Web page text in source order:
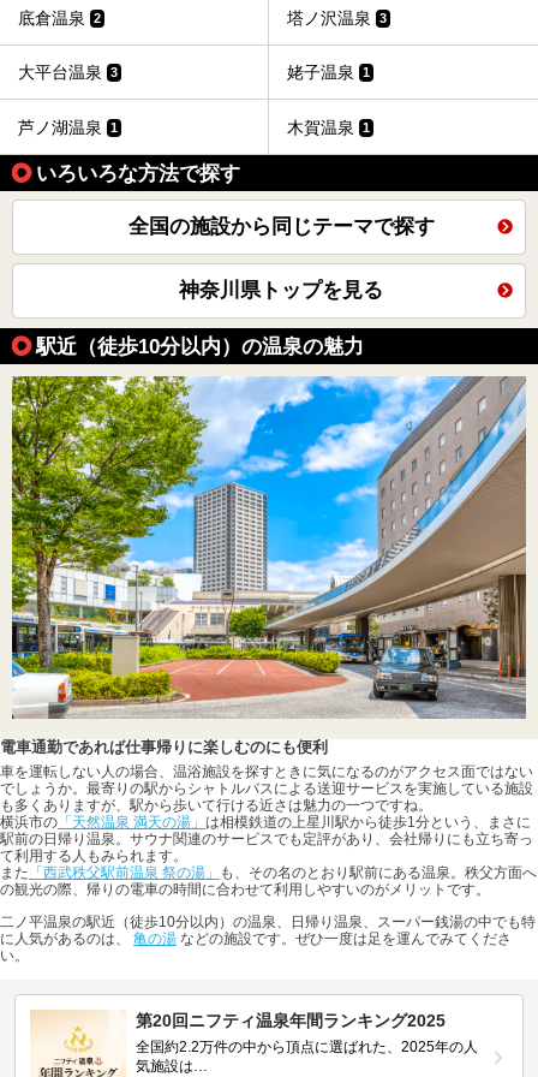
底倉温泉 2 塔ノ沢温泉 3
大平台温泉 3 姥子温泉 1
芦ノ湖温泉 1 木賀温泉 1
いろいろな方法で探す
全国の施設から同じテーマで探す
神奈川県トップを見る
駅近（徒歩10分以内）の温泉の魅力
電車通勤であれば仕事帰りに楽しむのにも便利
車を運転しない人の場合、温浴施設を探すときに気になるのがアクセス面ではない
でしょうか。最寄りの駅からシャトルバスによる送迎サービスを実施している施設
も多くありますが、駅から歩いて行ける近さは魅力の一つですね。
横浜市の 「天然温泉 満天の湯」 は相模鉄道の上星川駅から徒歩1分という、まさに
駅前の日帰り温泉。サウナ関連のサービスでも定評があり、会社帰りにも立ち寄っ
て利用する人もみられます。
また 「西武秩父駅前温泉 祭の湯」
も、その名のとおり駅前にある温泉。秩父方面へ
の観光の際、帰りの電車の時間に合わせて利用しやすいのがメリットです。
二ノ平温泉の駅近（徒歩10分以内）の温泉、日帰り温泉、スーパー銭湯の中でも特
に人気があるのは、 亀の湯 などの施設です。ぜひ一度は足を運んでみてくださ
い。
第20回ニフティ温泉年間ランキング2025
全国約2.2万件の中から頂点に選ばれた、2025年の人
気施設は…